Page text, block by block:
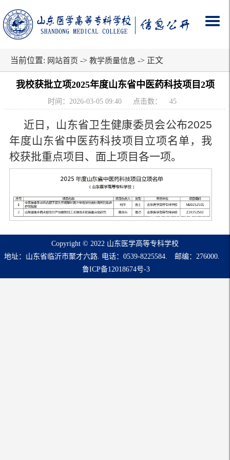
当前位置: 网站首页 -> 教学质量信息 -> 正文
我校获批立项2025年度山东省中医药科技项目2项
时间：2026-03-05 09:40 点击数： 45
近日，山东省卫生健康委员会公布2025
年度山东省中医药科技项目立项名单，我
校获批重点项目、面上项目各一项。
Copyright © 2022 山东医学高等专科学校
地址：山东省临沂市聚才六路. 电话：0539-8225584. 邮编：276000.
鲁ICP备12018674号-3